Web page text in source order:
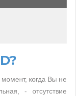
когда Вы не
- отсутствие